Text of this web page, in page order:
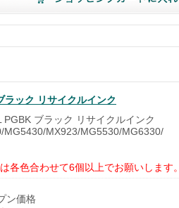
ラック リサイクルインク
PGBK ブラック リサイクルインク
MG5430/MX923/MG5530/MG6330/
各色合わせて6個以上でお願いします。
ン価格